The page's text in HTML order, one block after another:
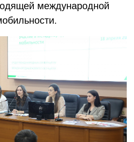
международной